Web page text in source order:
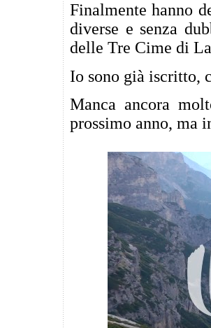
Finalmente hanno
diverse e senza
delle Tre Cime di
Io sono già iscritto,
Manca ancora
prossimo anno, ma